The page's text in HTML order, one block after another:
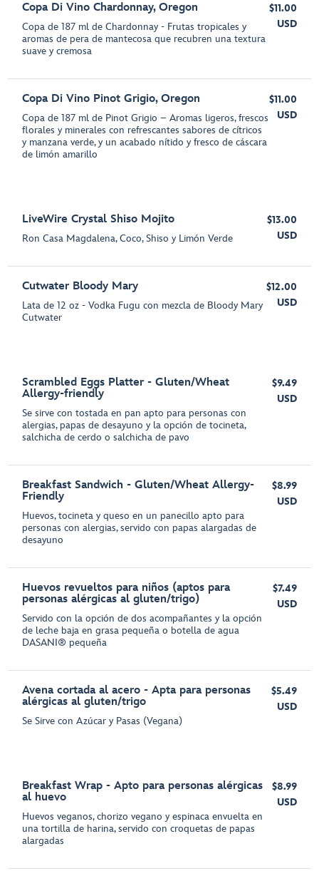
Copa Di Vino Chardonnay, Oregon
Copa de 187 ml de Chardonnay - Frutas tropicales y
aromas de pera de mantecosa que recubren una textura
suave y cremosa
$11.00
USD
Copa Di Vino Pinot Grigio, Oregon
Copa de 187 ml de Pinot Grigio – Aromas ligeros, frescos
florales y minerales con refrescantes sabores de cítricos
y manzana verde, y un acabado nítido y fresco de cáscara
de limón amarillo
$11.00
USD
LiveWire Crystal Shiso Mojito
Ron Casa Magdalena, Coco, Shiso y Limón Verde
$13.00
USD
Cutwater Bloody Mary
Lata de 12 oz - Vodka Fugu con mezcla de Bloody Mary
Cutwater
$12.00
USD
Scrambled Eggs Platter - Gluten/Wheat
Allergy-friendly
Se sirve con tostada en pan apto para personas con
alergias, papas de desayuno y la opción de tocineta,
salchicha de cerdo o salchicha de pavo
$9.49
USD
Breakfast Sandwich - Gluten/Wheat Allergy-
Friendly
Huevos, tocineta y queso en un panecillo apto para
personas con alergias, servido con papas alargadas de
desayuno
$8.99
USD
Huevos revueltos para niños (aptos para
personas alérgicas al gluten/trigo)
Servido con la opción de dos acompañantes y la opción
de leche baja en grasa pequeña o botella de agua
DASANI® pequeña
$7.49
USD
Avena cortada al acero - Apta para personas
alérgicas al gluten/trigo
Se Sirve con Azúcar y Pasas (Vegana)
$5.49
USD
Breakfast Wrap - Apto para personas alérgicas
al huevo
Huevos veganos, chorizo vegano y espinaca envuelta en
una tortilla de harina, servido con croquetas de papas
alargadas
$8.99
USD